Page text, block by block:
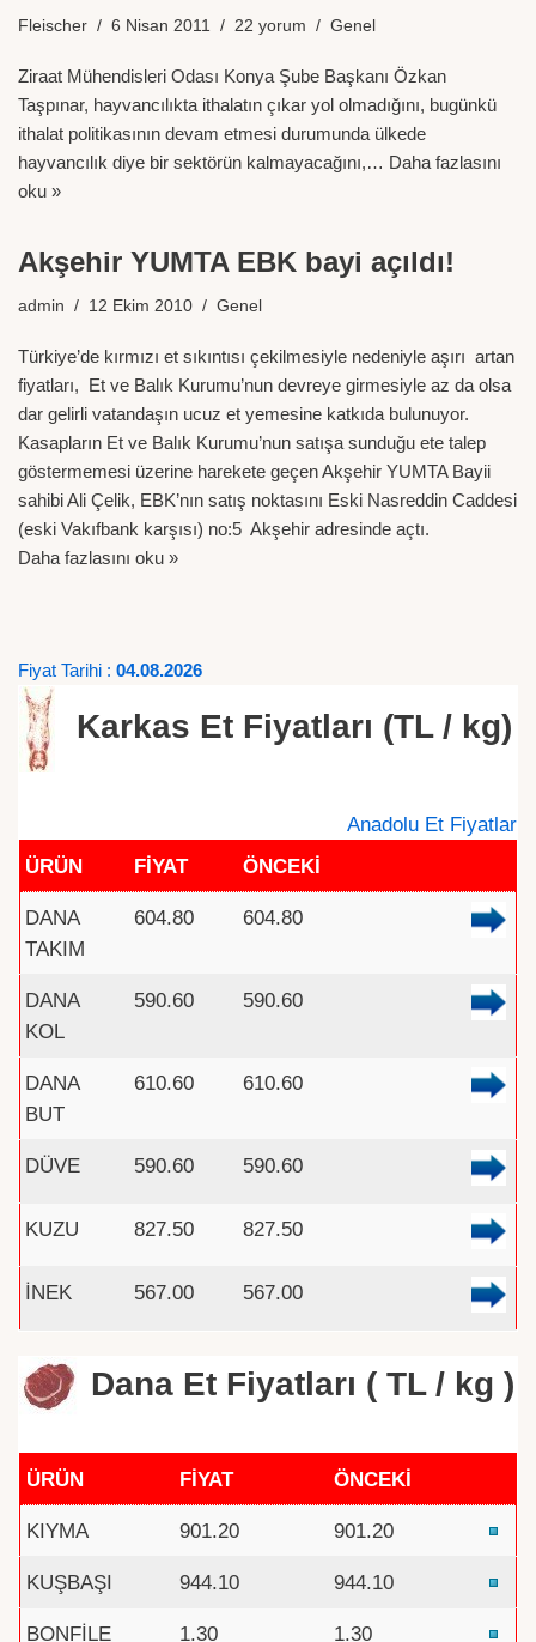
Fleischer 6 Nisan 2011 22 yorum Genel
Ziraat Mühendisleri Odası Konya Şube Başkanı Özkan
Taşpınar, hayvancılıkta ithalatın çıkar yol olmadığını, bugünkü
ithalat politikasının devam etmesi durumunda ülkede
hayvancılık diye bir sektörün kalmayacağını,… Daha fazlasını
oku »
Akşehir YUMTA EBK bayi açıldı!
admin 12 Ekim 2010 Genel
Türkiye’de kırmızı et sıkıntısı çekilmesiyle nedeniyle aşırı artan
fiyatları, Et ve Balık Kurumu’nun devreye girmesiyle az da olsa
dar gelirli vatandaşın ucuz et yemesine katkıda bulunuyor.
Kasapların Et ve Balık Kurumu’nun satışa sunduğu ete talep
göstermemesi üzerine harekete geçen Akşehir YUMTA Bayii
sahibi Ali Çelik, EBK’nın satış noktasını Eski Nasreddin Caddesi
(eski Vakıfbank karşısı) no:5 Akşehir adresinde açtı.
Daha fazlasını oku »
Fiyat Tarihi : 04.08.2026
Karkas Et Fiyatları (TL / kg)
Anadolu Et Fiyatlar
ÜRÜN
FİYAT ÖNCEKİ
DANA
TAKIM
604.80 604.80
DANA
KOL
590.60 590.60
DANA
BUT
610.60 610.60
DÜVE 590.60 590.60
KUZU 827.50 827.50
İNEK 567.00 567.00
Dana Et Fiyatları ( TL / kg )
ÜRÜN FİYAT ÖNCEKİ
KIYMA 901.20 901.20
KUŞBAŞI 944.10 944.10
BONFİLE 1.30 1.30